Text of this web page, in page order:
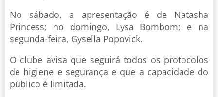
No sábado, a apresentação é de Natasha
Princess; no domingo, Lysa Bombom; e na
segunda-feira, Gysella Popovick.
O clube avisa que seguirá todos os protocolos
de higiene e segurança e que a capacidade do
público é limitada.